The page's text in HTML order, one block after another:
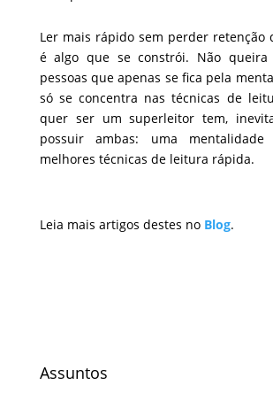
Ler mais rápido sem perder retenção
é algo que se constrói. Não queira
pessoas que apenas se fica pela
só se concentra nas técnicas de
quer ser um superleitor tem,
possuir ambas: uma
melhores técnicas de leitura rápida.
Leia mais artigos destes no Blog.
Assuntos